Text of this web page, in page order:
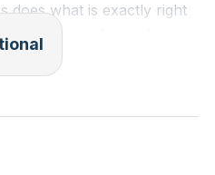
does what is exactly right
standard.
and without injustice,